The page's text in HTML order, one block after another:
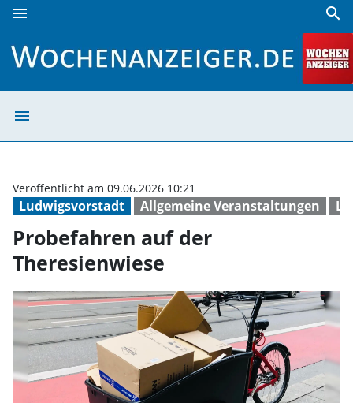
menu search
menu
Ludwigsvorstadt Allgemeine Veranstaltungen
Veröffentlicht am 09.06.2026 10:21
Probefahren auf der
Theresienwiese